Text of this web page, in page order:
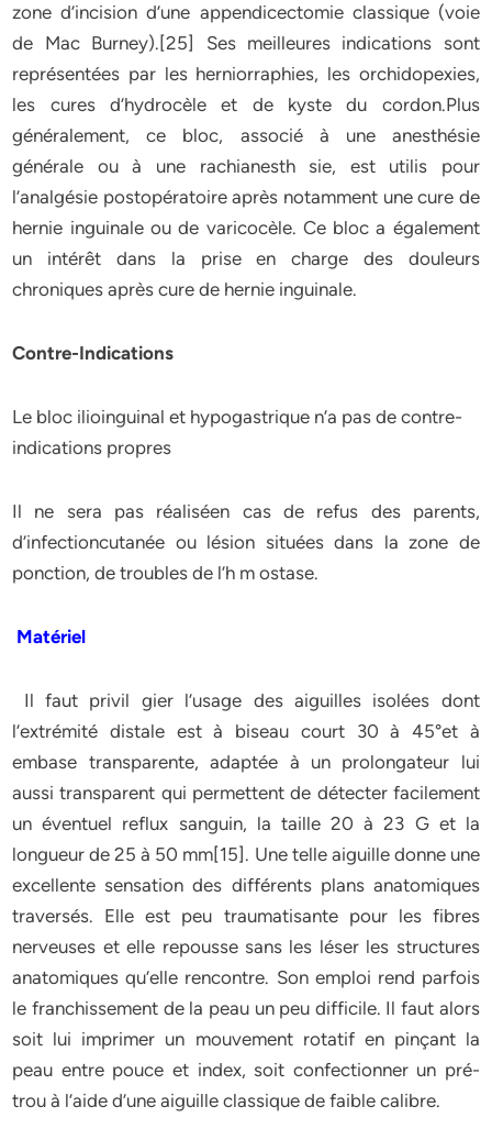
zone d’incision d’une appendicectomie classique (voie
de Mac Burney).[25] Ses meilleures indications sont
représentées par les herniorraphies, les orchidopexies,
les cures d’hydrocèle et de kyste du cordon.Plus
généralement, ce bloc, associé à une anesthésie
générale ou à une rachianesth sie, est utilis pour
l’analgésie postopératoire après notamment une cure de
hernie inguinale ou de varicocèle. Ce bloc a également
un intérêt dans la prise en charge des douleurs
chroniques après cure de hernie inguinale.
Contre-Indications
Le bloc ilioinguinal et hypogastrique n’a pas de contre-
indications propres
Il ne sera pas réaliséen cas de refus des parents,
d’infectioncutanée ou lésion situées dans la zone de
ponction, de troubles de l’h m ostase.
Matériel
Il faut privil gier l’usage des aiguilles isolées dont
l’extrémité distale est à biseau court 30 à 45°et à
embase transparente, adaptée à un prolongateur lui
aussi transparent qui permettent de détecter facilement
un éventuel reflux sanguin, la taille 20 à 23 G et la
longueur de 25 à 50 mm[15]. Une telle aiguille donne une
excellente sensation des différents plans anatomiques
traversés. Elle est peu traumatisante pour les fibres
nerveuses et elle repousse sans les léser les structures
anatomiques qu’elle rencontre. Son emploi rend parfois
le franchissement de la peau un peu difficile. Il faut alors
soit lui imprimer un mouvement rotatif en pinçant la
peau entre pouce et index, soit confectionner un pré-
trou à l’aide d’une aiguille classique de faible calibre.